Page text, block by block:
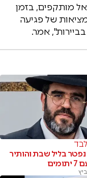
מותקפים, בזמן
של פגיעה
אמר.
בליל שבת והותיר